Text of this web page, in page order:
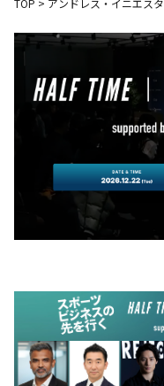
TOP > アンドレス・イニエスタ